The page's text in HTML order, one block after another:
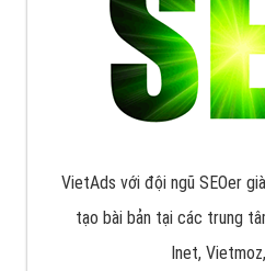
VietAds với đội ngũ SEOer
tạo bài bản tại các trung
Inet,